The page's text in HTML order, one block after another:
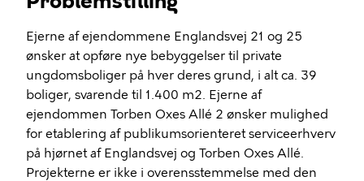
Ejerne af ejendommene Englandsvej 21 og 25
ønsker at opføre nye bebyggelser til private
ungdomsboliger på hver deres grund, i alt ca. 39
boliger, svarende til 1.400 m2. Ejerne af
ejendommen Torben Oxes Allé 2 ønsker mulighed
for etablering af publikumsorienteret serviceerhverv
på hjørnet af Englandsvej og Torben Oxes Allé.
Projekterne er ikke i overensstemmelse med den